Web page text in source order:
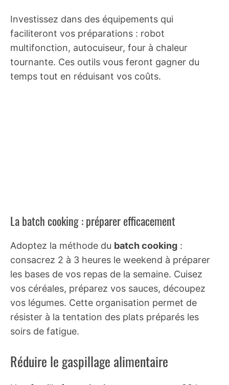
Investissez dans des équipements qui
faciliteront vos préparations : robot
multifonction, autocuiseur, four à chaleur
tournante. Ces outils vous feront gagner du
temps tout en réduisant vos coûts.
La batch cooking : préparer efficacement
Adoptez la méthode du batch cooking :
consacrez 2 à 3 heures le weekend à préparer
les bases de vos repas de la semaine. Cuisez
vos céréales, préparez vos sauces, découpez
vos légumes. Cette organisation permet de
résister à la tentation des plats préparés les
soirs de fatigue.
Réduire le gaspillage alimentaire